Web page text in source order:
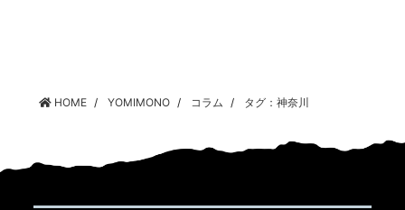
HOME YOMIMONO コラム タグ：神奈川